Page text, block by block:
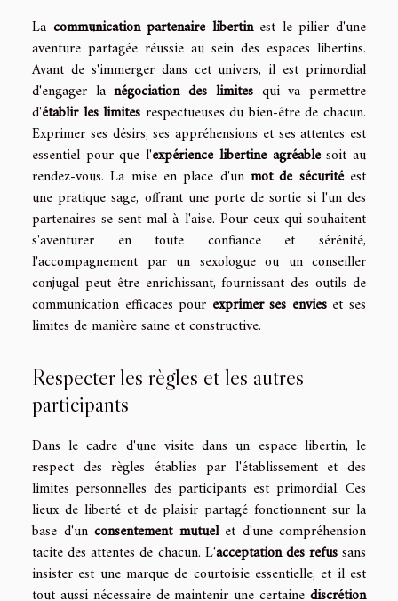
La communication partenaire libertinest le pilier d'une
aventure partagée réussie au sein des espaces libertins.
Avant de s'immerger dans cet univers, il est primordial
d'engager lanégociation des limitesqui va permettre
d'établir les limites respectueuses du bien-être de chacun.
Exprimer ses désirs, ses appréhensions et ses attentes est
essentiel pour que l'expérience libertine agréablesoit au
rendez-vous. La mise en place d'un mot de sécuritéest
une pratique sage, offrant une porte de sortie si l'un des
partenaires se sent mal à l'aise. Pour ceux qui souhaitent
s'aventurer en toute confiance et sérénité,
l'accompagnement par un sexologue ou un conseiller
conjugal peut être enrichissant, fournissant des outils de
communication efficaces pour exprimer ses envieset ses
limites de manière saine et constructive.
Respecter les règles et les autres
participants
Dans le cadre d'une visite dans un espace libertin, le
respect des règles établies par l'établissement et des
limites personnelles des participants est primordial. Ces
lieux de liberté et de plaisir partagé fonctionnent sur la
base d'un consentement mutuelet d'une compréhension
tacite des attentes de chacun. L'acceptation des refussans
insister est une marque de courtoisie essentielle, et il est
tout aussi nécessaire de maintenir une certaine discrétion